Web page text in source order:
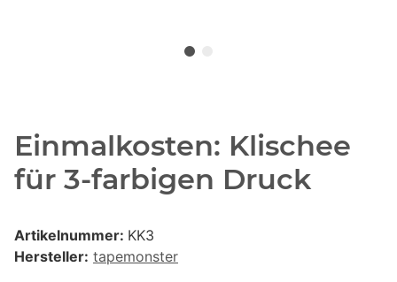
Einmalkosten: Klischee
für 3-farbigen Druck
Artikelnummer: KK3
Hersteller: tapemonster